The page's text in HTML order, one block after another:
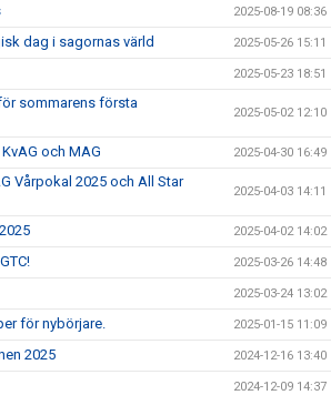
2025-08-19 08:36
dag i sagornas värld 2025-05-26 15:11
2025-05-23 18:51
sommarens första
2025-05-02 12:10
och MAG 2025-04-30 16:49
Vårpokal 2025 och All Star
2025-04-03 14:11
2025-04-02 14:02
2025-03-26 14:48
2025-03-24 13:02
för nybörjare. 2025-01-15 11:09
2025 2024-12-16 13:40
2024-12-09 14:37